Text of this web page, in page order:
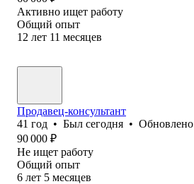
Активно ищет работу
Общий опыт
12 лет 11 месяцев
Продавец-консультант
41 год • Был сегодня • Обновлено
90 000 ₽
Не ищет работу
Общий опыт
6 лет 5 месяцев